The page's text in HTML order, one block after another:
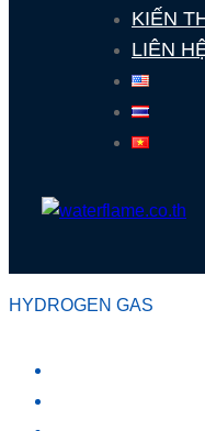
KIẾN
LIÊN
HYDROGEN GAS